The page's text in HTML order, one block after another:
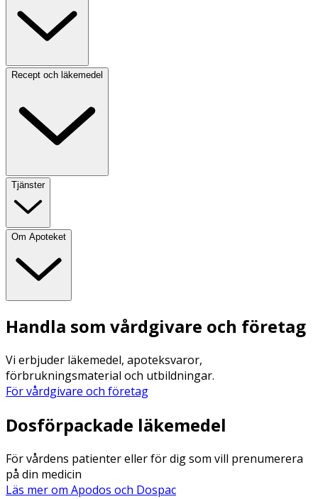
Recept och läkemedel
Tjänster
Om Apoteket
Handla som vårdgivare och företag
Vi erbjuder läkemedel, apoteksvaror,
förbrukningsmaterial och utbildningar.
För vårdgivare och företag
Dosförpackade läkemedel
För vårdens patienter eller för dig som vill prenumerera
på din medicin
Läs mer om Apodos och Dospac